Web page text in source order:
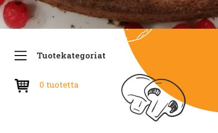
Tuotekategoriat
0 tuotetta